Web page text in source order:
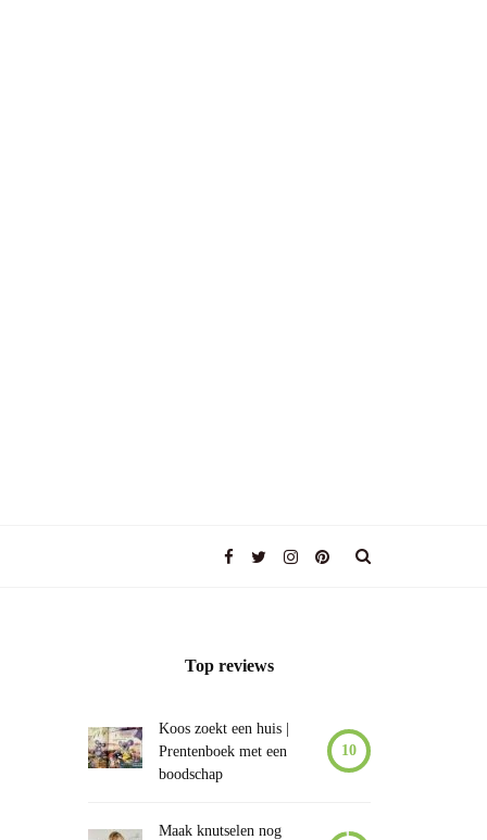
Top reviews
Koos zoekt een huis |
Prentenboek met een
boodschap
10
Maak knutselen nog